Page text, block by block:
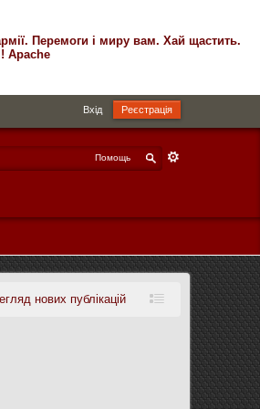
Перемоги і миру вам. Хай щастить.
Apache
Вхід Реєстрація
Помощь
нових публікацій